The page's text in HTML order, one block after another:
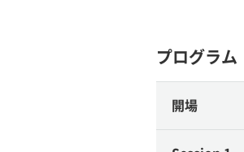
プログラム
開場